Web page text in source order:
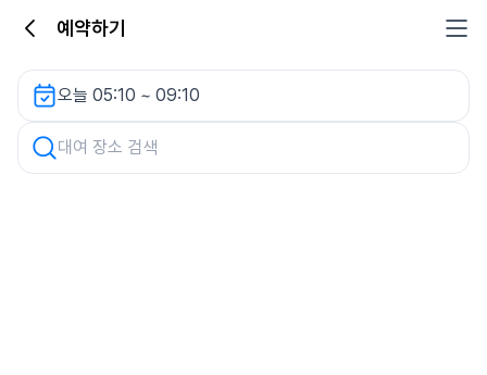
예약하기
오늘 05:10 ~ 09:10
중앙대학교병원 주차장 렌터카